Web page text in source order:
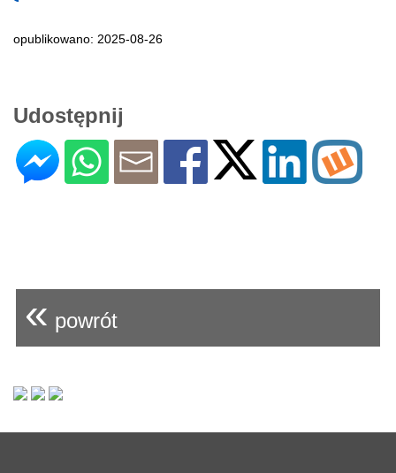
opublikowano: 2025-08-26
Udostępnij
« powrót